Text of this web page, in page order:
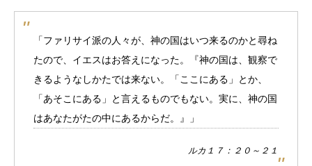
「ファリサイ派の人々が、神の国はいつ来るのかと尋ね
たので、イエスはお答えになった。『神の国は、観察で
きるようなしかたでは来ない。「ここにある」とか、
「あそこにある」と言えるものでもない。実に、神の国
はあなたがたの中にあるからだ。』」
ルカ１７：２０～２１